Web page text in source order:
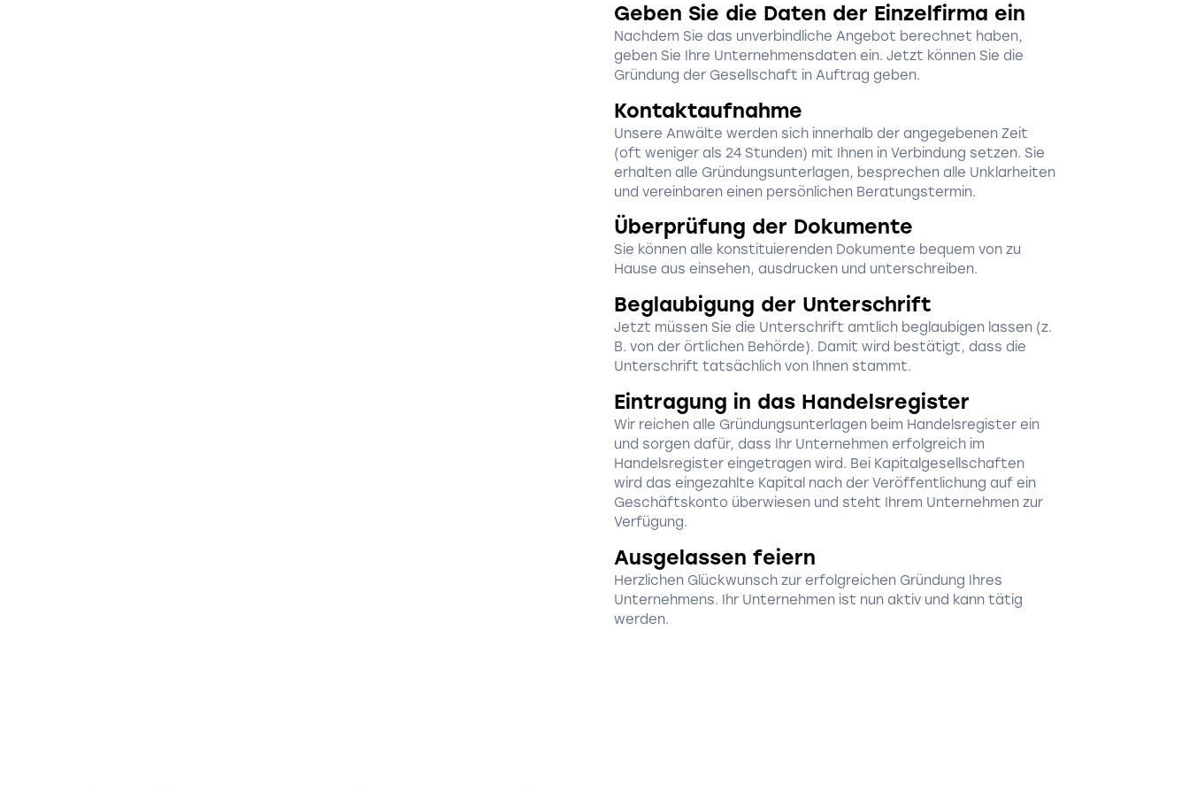
Geben Sie die Daten der Einzelfirma ein
Nachdem Sie das unverbindliche Angebot berechnet haben,
geben Sie Ihre Unternehmensdaten ein. Jetzt können Sie die
Gründung der Gesellschaft in Auftrag geben.
Kontaktaufnahme
Unsere Anwälte werden sich innerhalb der angegebenen Zeit
(oft weniger als 24 Stunden) mit Ihnen in Verbindung setzen. Sie
erhalten alle Gründungsunterlagen, besprechen alle Unklarheiten
und vereinbaren einen persönlichen Beratungstermin.
Überprüfung der Dokumente
Sie können alle konstituierenden Dokumente bequem von zu
Hause aus einsehen, ausdrucken und unterschreiben.
Beglaubigung der Unterschrift
Jetzt müssen Sie die Unterschrift amtlich beglaubigen lassen (z.
B. von der örtlichen Behörde). Damit wird bestätigt, dass die
Unterschrift tatsächlich von Ihnen stammt.
Eintragung in das Handelsregister
Wir reichen alle Gründungsunterlagen beim Handelsregister ein
und sorgen dafür, dass Ihr Unternehmen erfolgreich im
Handelsregister eingetragen wird. Bei Kapitalgesellschaften
wird das eingezahlte Kapital nach der Veröffentlichung auf ein
Geschäftskonto überwiesen und steht Ihrem Unternehmen zur
Verfügung.
Ausgelassen feiern
Herzlichen Glückwunsch zur erfolgreichen Gründung Ihres
Unternehmens. Ihr Unternehmen ist nun aktiv und kann tätig
werden.